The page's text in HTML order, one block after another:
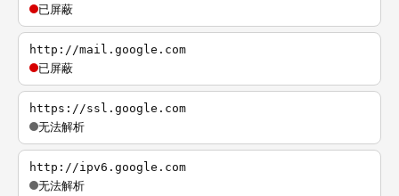
已屏蔽
http://mail.google.com
已屏蔽
https://ssl.google.com
无法解析
http://ipv6.google.com
无法解析